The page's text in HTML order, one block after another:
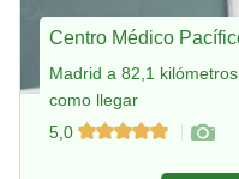
Centro Médico
Madrid a 82,1
como llegar
5,0